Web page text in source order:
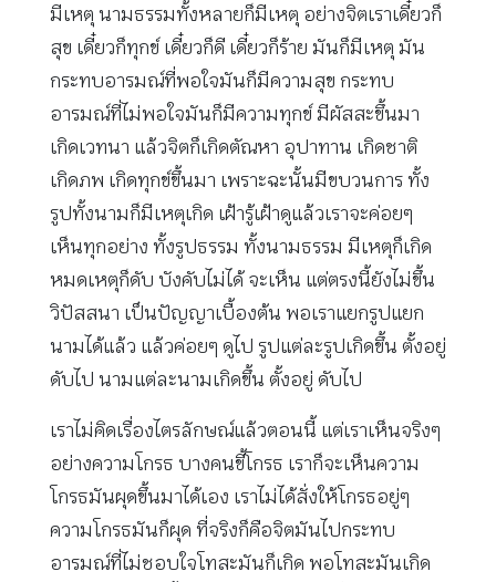
มีเหตุ นามธรรมทั้งหลายก็มีเหตุ อย่างจิตเราเดี๋ยวก็
สุข เดี๋ยวก็ทุกข์ เดี๋ยวก็ดี เดี๋ยวก็ร้าย มันก็มีเหตุ มัน
กระทบอารมณ์ที่พอใจมันก็มีความสุข กระทบ
อารมณ์ที่ไม่พอใจมันก็มีความทุกข์ มีผัสสะขึ้นมา
เกิดเวทนา แล้วจิตก็เกิดตัณหา อุปาทาน เกิดชาติ
เกิดภพ เกิดทุกข์ขึ้นมา เพราะฉะนั้นมีขบวนการ ทั้ง
รูปทั้งนามก็มีเหตุเกิด เฝ้ารู้เฝ้าดูแล้วเราจะค่อยๆ
เห็นทุกอย่าง ทั้งรูปธรรม ทั้งนามธรรม มีเหตุก็เกิด
หมดเหตุก็ดับ บังคับไม่ได้ จะเห็น แต่ตรงนี้ยังไม่ขึ้น
วิปัสสนา เป็นปัญญาเบื้องต้น พอเราแยกรูปแยก
นามได้แล้ว แล้วค่อยๆ ดูไป รูปแต่ละรูปเกิดขึ้น ตั้งอยู่
ดับไป นามแต่ละนามเกิดขึ้น ตั้งอยู่ ดับไป
เราไม่คิดเรื่องไตรลักษณ์แล้วตอนนี้ แต่เราเห็นจริงๆ
อย่างความโกรธ บางคนขี้โกรธ เราก็จะเห็นความ
โกรธมันผุดขึ้นมาได้เอง เราไม่ได้สั่งให้โกรธอยู่ๆ
ความโกรธมันก็ผุด ที่จริงก็คือจิตมันไปกระทบ
อารมณ์ที่ไม่ชอบใจโทสะมันก็เกิด พอโทสะมันเกิด